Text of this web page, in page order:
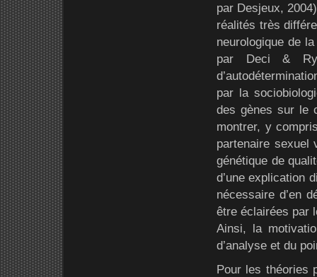
par Desjeux,
réalités très
neurologique de
par Deci &
par la
des gènes sur le
montrer, y
partenaire sexuel
génétique de
d’une explication
nécessaire d’en
être éclairées par
Ainsi, la
d’analyse et du
Pour les théories